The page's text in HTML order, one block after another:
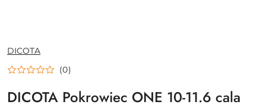
NAZWA
PRODUCENTA:
DICOTA
(0)
DICOTA Pokrowiec ONE 10-11.6 cala